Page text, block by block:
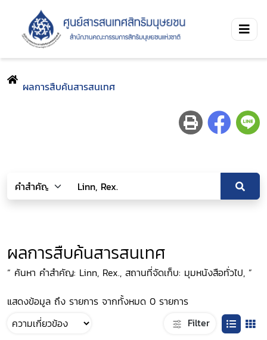
ผลการสืบค้นสารสนเทศ
ผลการสืบค้นสารสนเทศ
“ ค้นหา คำสำคัญ: Linn, Rex., สถานที่จัดเก็บ: มุมหนังสือทั่วไป, ”
แสดงข้อมูล ถึง รายการ จากทั้งหมด 0 รายการ
Filter